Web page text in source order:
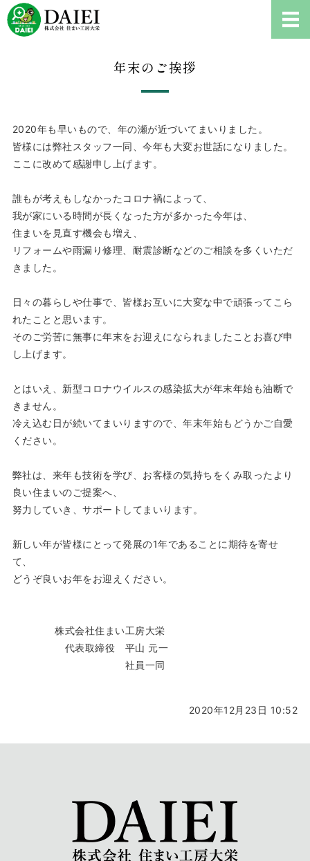
耐震診断、雨漏り修理、リ
ご依頼の流れ
会社概要
お問い合わせ・耐震診断
年末のご挨拶
2020年も早いもので、年の瀬が近づいてまいりました。
皆様には弊社スタッフ一同、今年も大変お世話になりました。
ここに改めて感謝申し上げます。
誰もが考えもしなかったコロナ禍によって、
我が家にいる時間が長くなった方が多かった今年は、
住まいを見直す機会も増え、
リフォームや雨漏り修理、耐震診断などのご相談を多くいただ
きました。
日々の暮らしや仕事で、皆様お互いに大変な中で頑張ってこら
れたことと思います。
そのご労苦に無事に年末をお迎えになられましたことお喜び申
し上げます。
とはいえ、新型コロナウイルスの感染拡大が年末年始も油断で
きません。
冷え込む日が続いてまいりますので、年末年始もどうかご自愛
ください。
弊社は、来年も技術を学び、お客様の気持ちをくみ取ったより
良い住まいのご提案へ、
努力していき、サポートしてまいります。
新しい年が皆様にとって発展の1年であることに期待を寄せ
て、
どうぞ良いお年をお迎えください。
株式会社住まい工房大栄
代表取締役 平山 元一
社員一同
2020年12月23日 10:52